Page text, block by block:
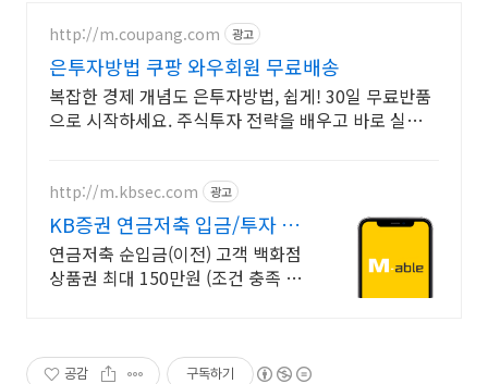
http://m.coupang.com 광고
은투자방법 쿠팡 와우회원 무료배송
복잡한 경제 개념도 은투자방법, 쉽게! 30일 무료반품
으로 시작하세요. 주식투자 전략을 배우고 바로 실천!
http://m.kbsec.com 광고
KB증권 연금저축 입금/투자 구
간별 쿠폰 혜택
연금저축 순입금(이전) 고객 백화점
상품권 최대 150만원 (조건 충족 시)
공감 구독하기